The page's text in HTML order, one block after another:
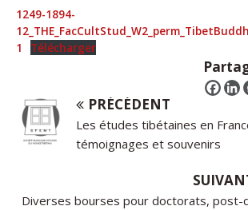
1249-1894-
1
Télécharger
PRÉCÉDENT
Les études tibétaines en
témoignages et souvenirs
Diverses bourses pour doctorats, post-